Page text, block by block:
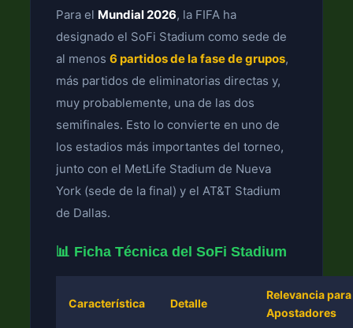
Para el Mundial 2026, la FIFA ha
designado el SoFi Stadium como sede de
al menos 6 partidos de la fase de grupos,
más partidos de eliminatorias directas y,
muy probablemente, una de las dos
semifinales. Esto lo convierte en uno de
los estadios más importantes del torneo,
junto con el MetLife Stadium de Nueva
York (sede de la final) y el AT&T Stadium
de Dallas.
📊 Ficha Técnica del SoFi Stadium
Característica Detalle
Relevancia para
Apostadores